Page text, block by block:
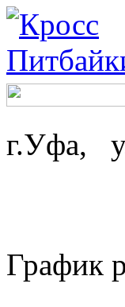
г.Уфа,